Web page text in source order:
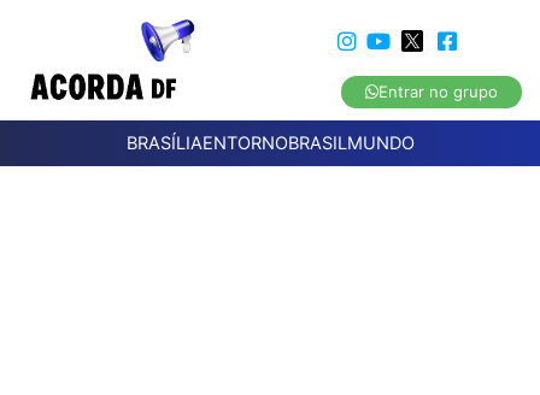
Entrar no grupo
BRASÍLIAENTORNOBRASILMUNDO